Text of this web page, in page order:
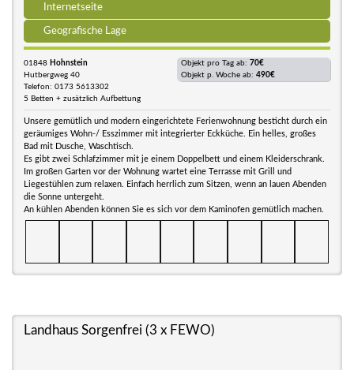
Internetseite
Geografische Lage
01848 Hohnstein
Hutbergweg 40
Telefon: 0173 5613302
5 Betten + zusätzlich Aufbettung
Objekt pro Tag ab: 70€
Objekt p. Woche ab: 490€
Unsere gemütlich und modern eingerichtete Ferienwohnung besticht durch ein
geräumiges Wohn-/ Esszimmer mit integrierter Eckküche. Ein helles, großes
Bad mit Dusche, Waschtisch.
Es gibt zwei Schlafzimmer mit je einem Doppelbett und einem Kleiderschrank.
Im großen Garten vor der Wohnung wartet eine Terrasse mit Grill und
Liegestühlen zum relaxen. Einfach herrlich zum Sitzen, wenn an lauen Abenden
die Sonne untergeht.
An kühlen Abenden können Sie es sich vor dem Kaminofen gemütlich machen.
Landhaus Sorgenfrei (3 x FEWO)